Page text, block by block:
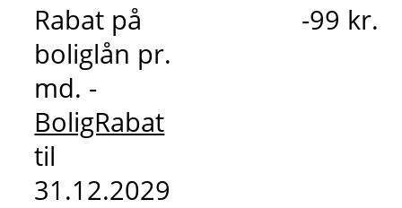
Rabat på
boliglån pr.
md. -
BoligRabat
til
31.12.2029
-99 kr.